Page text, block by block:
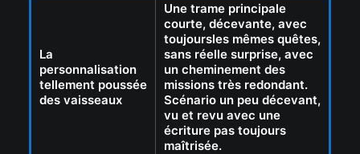
La
personnalisation
tellement poussée
des vaisseaux
Une trame principale
courte, décevante, avec
toujoursles mêmes quêtes,
sans réelle surprise, avec
un cheminement des
missions très redondant.
Scénario un peu décevant,
vu et revu avec une
écriture pas toujours
maîtrisée.